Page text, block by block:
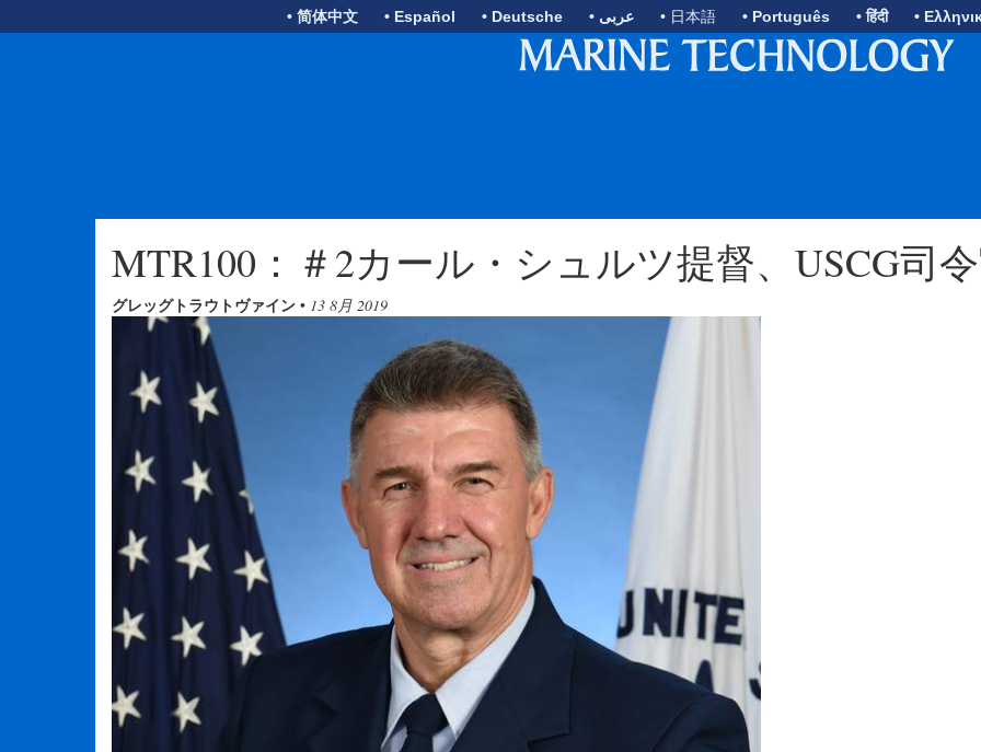
• 简体中文 • Español • Deutsche • عربى • 日本語 • Português • हिंदी •
MTR100：＃2カール・シュルツ提督、USCG司
グレッグトラウトヴァイン • 13 8月 2019